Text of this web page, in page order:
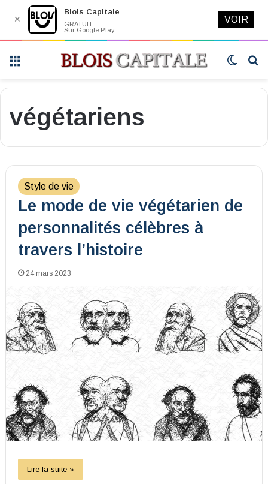
Switch
végétariens
Style de vie
Le mode de vie végétarien de
personnalités célèbres à
travers l’histoire
24 mars 2023
Lire la suite »
✕
Blois Capitale
GRATUIT
Sur Google Play
VOIR